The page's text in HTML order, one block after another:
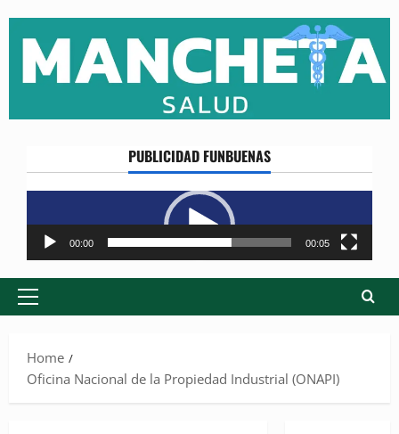
content
PUBLICIDAD FUNBUENAS
Reproductor
de
vídeo
00:00 00:05
Primary
Home
Oficina Nacional de la Propiedad Industrial (ONAPI)